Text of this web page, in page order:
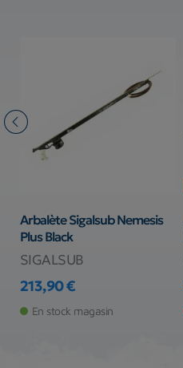
Arbalète Sigalsub Nemesis
Plus Black
SIGALSUB
Prix
213,90 €
En stock magasin